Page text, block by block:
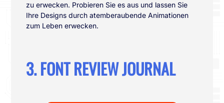
zu erwecken. Probieren Sie es aus und lassen Sie
Ihre Designs durch atemberaubende Animationen
zum Leben erwecken.
3. FONT REVIEW JOURNAL